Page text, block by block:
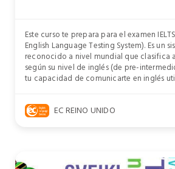
Este curso te prepara para el examen
English Language Testing System). Es un
reconocido a nivel mundial que clasifica
según su nivel de inglés (de pre-
tu capacidad de comunicarte en inglés
EC REINO UNIDO